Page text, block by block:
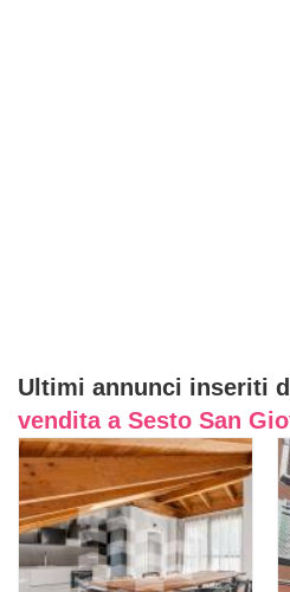
Ultimi annunci inseriti
vendita a Sesto San